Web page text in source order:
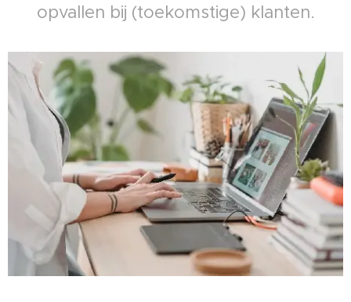
opvallen bij (toekomstige) klanten.